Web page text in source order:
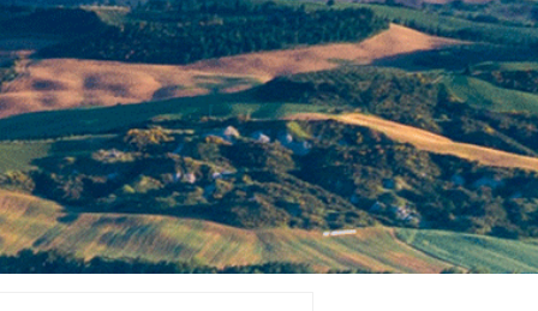
才招聘 农机系列
产品研发
农化服务
联系我们